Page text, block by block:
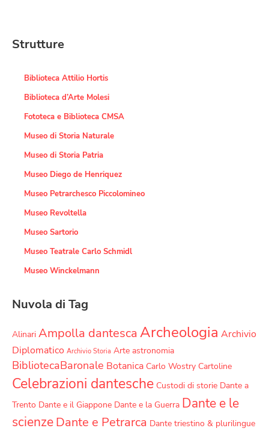
Strutture
Biblioteca Attilio Hortis
Biblioteca d’Arte Molesi
Fototeca e Biblioteca CMSA
Museo di Storia Naturale
Museo di Storia Patria
Museo Diego de Henriquez
Museo Petrarchesco Piccolomineo
Museo Revoltella
Museo Sartorio
Museo Teatrale Carlo Schmidl
Museo Winckelmann
Nuvola di Tag
Alinari Ampolla dantescaArcheologia Archivio
Diplomatico Archivio Storia Arte astronomia
BibliotecaBaronale Botanica Carlo Wostry Cartoline
Celebrazioni dantesche Custodi di storie Dante a
Trento Dante e il Giappone Dante e la Guerra Dante e le
scienzeDante e Petrarca Dante triestino & plurilingue